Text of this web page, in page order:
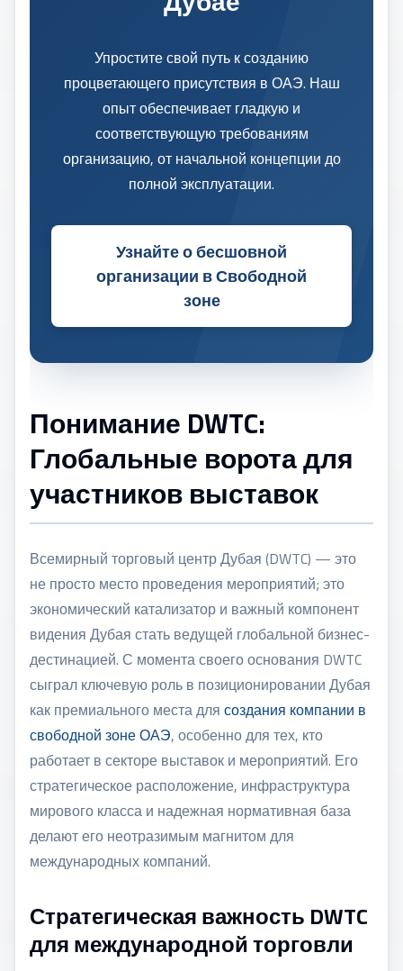
Упростите свой путь к созданию
процветающего присутствия в ОАЭ. Наш
опыт обеспечивает гладкую и
соответствующую требованиям
организацию, от начальной концепции до
полной эксплуатации.
Узнайте о бесшовной
организации в Свободной
зоне
Понимание DWTC:
Глобальные ворота для
участников выставок
Всемирный торговый центр Дубая (DWTC) — это
не просто место проведения мероприятий; это
экономический катализатор и важный компонент
видения Дубая стать ведущей глобальной бизнес-
дестинацией. С момента своего основания DWTC
сыграл ключевую роль в позиционировании Дубая
как премиального места длясоздания компании в
свободной зоне ОАЭ, особенно для тех, кто
работает в секторе выставок и мероприятий. Его
стратегическое расположение, инфраструктура
мирового класса и надежная нормативная база
делают его неотразимым магнитом для
международных компаний.
Стратегическая важность DWTC
для международной торговли